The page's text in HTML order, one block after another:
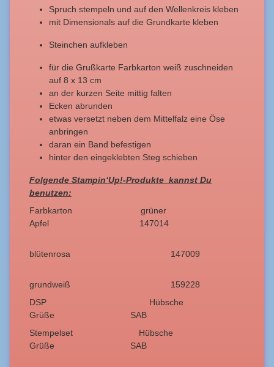
Spruch stempeln und auf den Wellenkreis kleben
mit Dimensionals auf die Grundkarte kleben
Steinchen aufkleben
für die Grußkarte Farbkarton weiß zuschneiden
auf 8 x 13 cm
an der kurzen Seite mittig falten
Ecken abrunden
etwas versetzt neben dem Mittelfalz eine Öse
anbringen
daran ein Band befestigen
hinter den eingeklebten Steg schieben
Folgende Stampin‘Up!-Produkte kannst Du
benutzen:
Farbkarton grüner
Apfel 147014
blütenrosa 147009
grundweiß 159228
DSP Hübsche
Grüße SAB
Stempelset Hübsche
Grüße SAB